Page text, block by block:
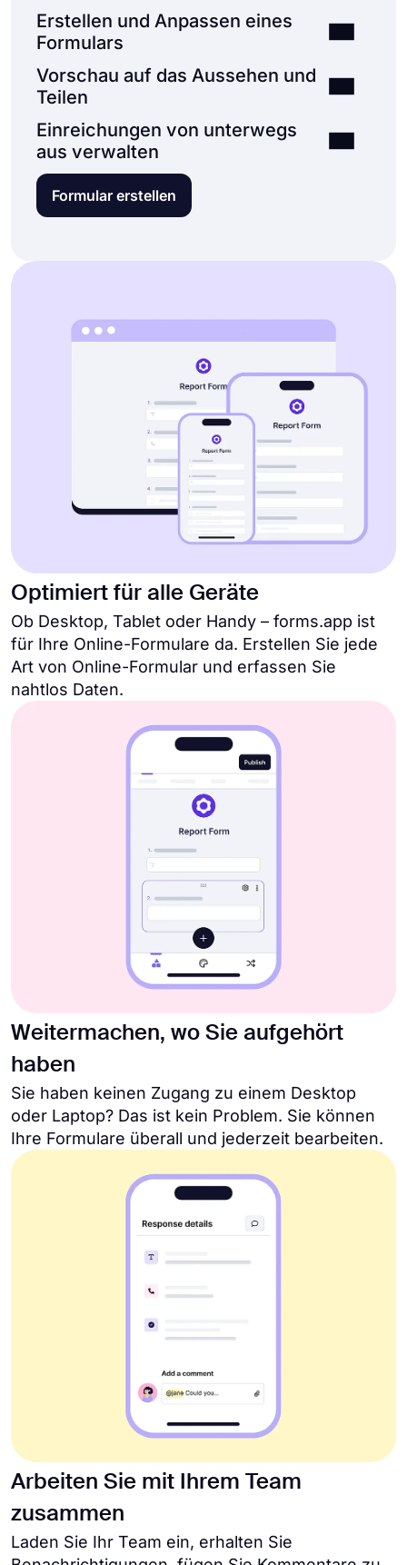
Erstellen und Anpassen eines
Formulars
Vorschau auf das Aussehen und
Teilen
Einreichungen von unterwegs
aus verwalten
Formular erstellen
Optimiert für alle Geräte
Ob Desktop, Tablet oder Handy – forms.app ist
für Ihre Online-Formulare da. Erstellen Sie jede
Art von Online-Formular und erfassen Sie
nahtlos Daten.
Weitermachen, wo Sie aufgehört
haben
Sie haben keinen Zugang zu einem Desktop
oder Laptop? Das ist kein Problem. Sie können
Ihre Formulare überall und jederzeit bearbeiten.
Arbeiten Sie mit Ihrem Team
zusammen
Laden Sie Ihr Team ein, erhalten Sie